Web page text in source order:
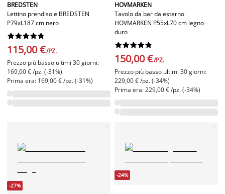
BREDSTEN
Lettino prendisole BREDSTEN
P79xL187 cm nero






115,00 €/PZ.
Prezzo più basso ultimi 30 giorni:
169,00 € /pz. (-31%)
Prima era: 169,00 € /pz. (-31%)
HOVMARKEN
Tavolo da bar da esterno
HOVMARKEN P55xL70 cm legno
duro






150,00 €/PZ.
Prezzo più basso ultimi 30 giorni:
229,00 € /pz. (-34%)
Prima era: 229,00 € /pz. (-34%)
-27%
-24%